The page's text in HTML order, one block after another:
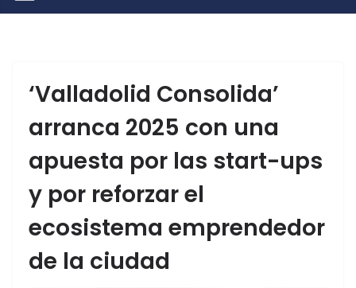
‘Valladolid Consolida’
arranca 2025 con una
apuesta por las start-ups
y por reforzar el
ecosistema emprendedor
de la ciudad